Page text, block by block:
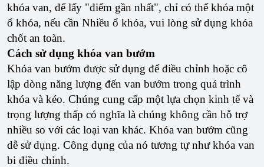
khóa van, để lấy "điểm gần nhất", chỉ có thể khóa một
ổ khóa, nếu cần Nhiều ổ khóa, vui lòng sử dụng khóa
chốt an toàn.
Cách sử dụng khóa van bướm
Khóa van bướm được sử dụng để điều chỉnh hoặc cô
lập dòng năng lượng đến van bướm trong quá trình
khóa và kéo. Chúng cung cấp một lựa chọn kinh tế và
trọng lượng thấp có nghĩa là chúng không cần hỗ trợ
nhiều so với các loại van khác. Khóa van bướm cũng
dễ sử dụng. Công dụng của nó tương tự như khóa van
bi điều chỉnh.